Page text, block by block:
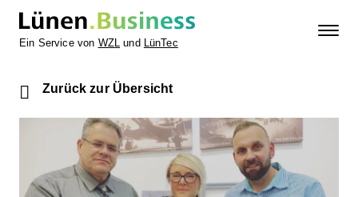
Ein Service von WZL und LünTec
Zurück zur Übersicht